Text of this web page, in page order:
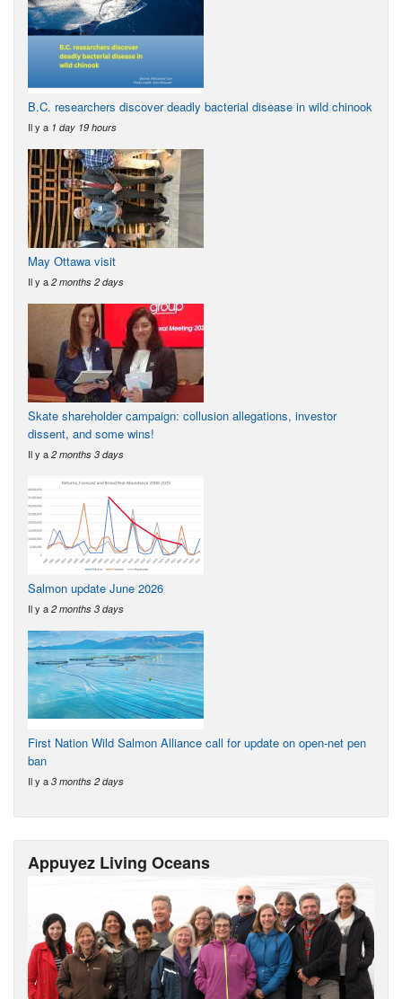
B.C. researchers discover deadly bacterial disease in wild chinook
Il y a 1 day 19 hours
May Ottawa visit
Il y a 2 months 2 days
Skate shareholder campaign: collusion allegations, investor
dissent, and some wins!
Il y a 2 months 3 days
Salmon update June 2026
Il y a 2 months 3 days
First Nation Wild Salmon Alliance call for update on open-net pen
ban
Il y a 3 months 2 days
Appuyez Living Oceans